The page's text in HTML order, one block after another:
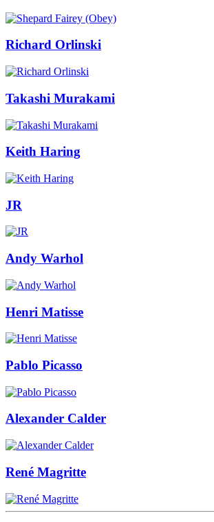
Richard Orlinski
Takashi Murakami
Keith Haring
JR
Andy Warhol
Henri Matisse
Pablo Picasso
Alexander Calder
René Magritte